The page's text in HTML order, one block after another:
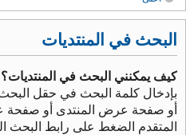
البحث في المنتديات
كيف يمكنني البحث في المنتديات؟
بإدخال كلمة البحث في حقل
أو صفحة عرض المنتدى أو
المتقدم الضغط على رابط البحث